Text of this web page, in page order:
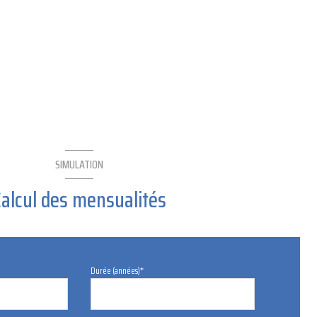
SIMULATION
des mensualités
Durée (années)*